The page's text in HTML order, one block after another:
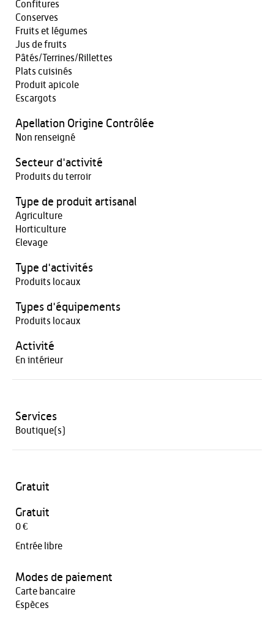
Confitures
Conserves
Fruits et légumes
Jus de fruits
Pâtés/Terrines/Rillettes
Plats cuisinés
Produit apicole
Escargots
Apellation Origine Contrôlée
Non renseigné
Secteur d'activité
Produits du terroir
Type de produit artisanal
Agriculture
Horticulture
Elevage
Type d'activités
Produits locaux
Types d'équipements
Produits locaux
Activité
En intérieur
Services
Boutique(s)
Gratuit
Gratuit
0 €
Entrée libre
Modes de paiement
Carte bancaire
Espèces